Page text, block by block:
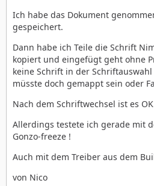
Ich habe das Dokument
gespeichert.
Dann habe ich Teile die Schrift
kopiert und eingefügt geht ohne
keine Schrift in der
müsste doch gemappt sein oder
Nach dem Schriftwechsel ist es
Allerdings testete ich gerade mit
Gonzo-freeze !
Auch mit dem Treiber aus dem
von Nico